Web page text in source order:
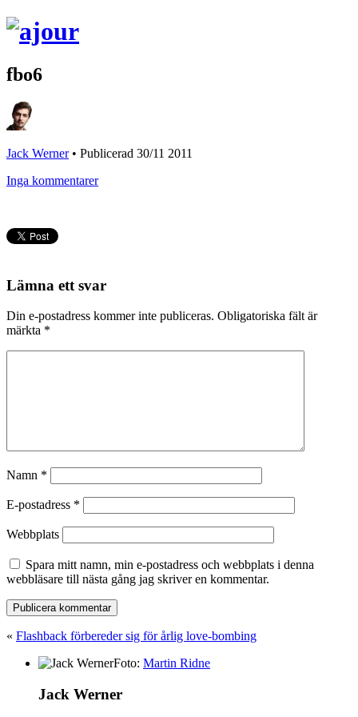
fbo6
Jack Werner• Publicerad 30/11 2011
Inga kommentarer
Lämna ett svar
Din e-postadress kommer inte publiceras. Obligatoriska fält är
märkta *
Namn *
E-postadress *
Webbplats
Spara mitt namn, min e-postadress och webbplats i denna
webbläsare till nästa gång jag skriver en kommentar.
« Flashback förbereder sig för årlig love-bombing
Foto: Martin Ridne
Jack Werner